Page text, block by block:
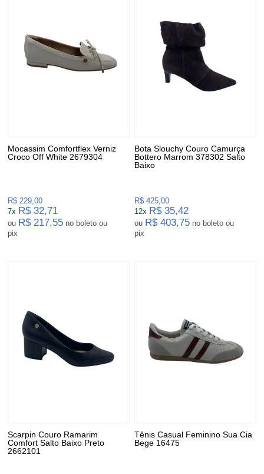
Mocassim Comfortflex Verniz
Croco Off White 2679304
R$ 229,00
7x R$ 32,71
ou R$ 217,55 no boleto ou
pix
Bota Slouchy Couro Camurça
Bottero Marrom 378302 Salto
Baixo
R$ 425,00
12x R$ 35,42
ou R$ 403,75 no boleto ou
pix
Scarpin Couro Ramarim
Comfort Salto Baixo Preto
2662101
Tênis Casual Feminino Sua Cia
Bege 16475